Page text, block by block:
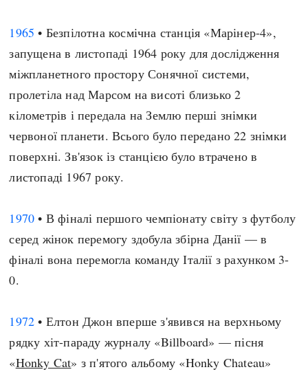
1965 • Безпілотна космічна станція «Марінер-4»,
запущена в листопаді 1964 року для дослідження
міжпланетного простору Сонячної системи,
пролетіла над Марсом на висоті близько 2
кілометрів і передала на Землю перші знімки
червоної планети. Всього було передано 22 знімки
поверхні. Зв'язок із станцією було втрачено в
листопаді 1967 року.
1970 • В фіналі першого чемпіонату світу з футболу
серед жінок перемогу здобула збірна Данії — в
фіналі вона перемогла команду Італії з рахунком 3-
0.
1972 • Елтон Джон вперше з'явився на верхньому
рядку хіт-параду журналу «Billboard» — пісня
«Honky Cat» з п'ятого альбому «Honky Chateau»